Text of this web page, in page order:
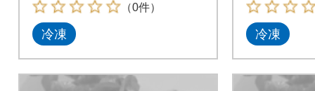
（0件）
冷凍 冷凍